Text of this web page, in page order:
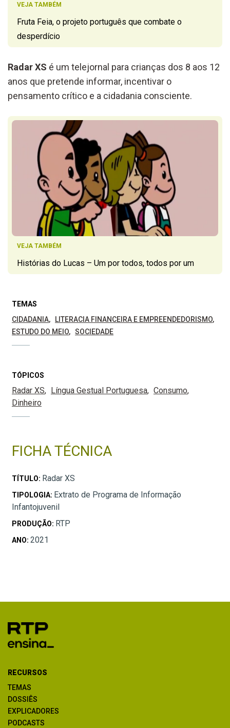
VEJA TAMBÉM
Fruta Feia, o projeto português que combate o
desperdício
Radar XS é um telejornal para crianças dos 8 aos 12
anos que pretende informar, incentivar o
pensamento crítico e a cidadania consciente.
VEJA TAMBÉM
Histórias do Lucas – Um por todos, todos por um
TEMAS
CIDADANIA
LITERACIA FINANCEIRA E EMPREENDEDORISMO
ESTUDO DO MEIO
SOCIEDADE
TÓPICOS
Radar XS Língua Gestual Portuguesa
Consumo
Dinheiro
FICHA TÉCNICA
TÍTULO: Radar XS
TIPOLOGIA: Extrato de Programa de Informação
Infantojuvenil
PRODUÇÃO: RTP
ANO: 2021
RECURSOS
TEMAS
DOSSIÊS
EXPLICADORES
PODCASTS